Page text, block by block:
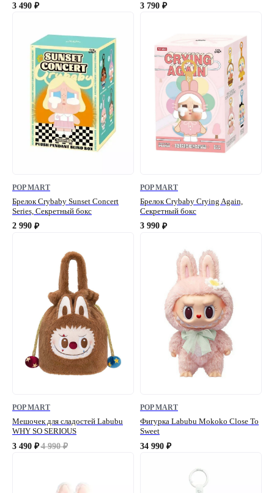
3 490 ₽
3 790 ₽
Брелок Crybaby Sunset Concert
Series, Секретный бокс
2 990 ₽
POP MART
Брелок Crybaby Crying Again,
Секретный бокс
3 990 ₽
POP MART
Мешочек для сладостей Labubu
WHY SO SERIOUS
3 490 ₽ 4 990 ₽
POP MART
Фигурка Labubu Mokoko Close To
Sweet
34 990 ₽
POP MART